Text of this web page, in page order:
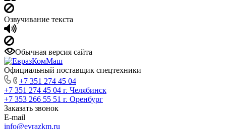
Озвучивание текста
Обычная версия сайта
Официальный поставщик спецтехники
+7 351 274 45 04
+7 351 274 45 04 г. Челябинск
+7 353 266 55 51 г. Оренбург
Заказать звонок
E-mail
info@evrazkm.ru